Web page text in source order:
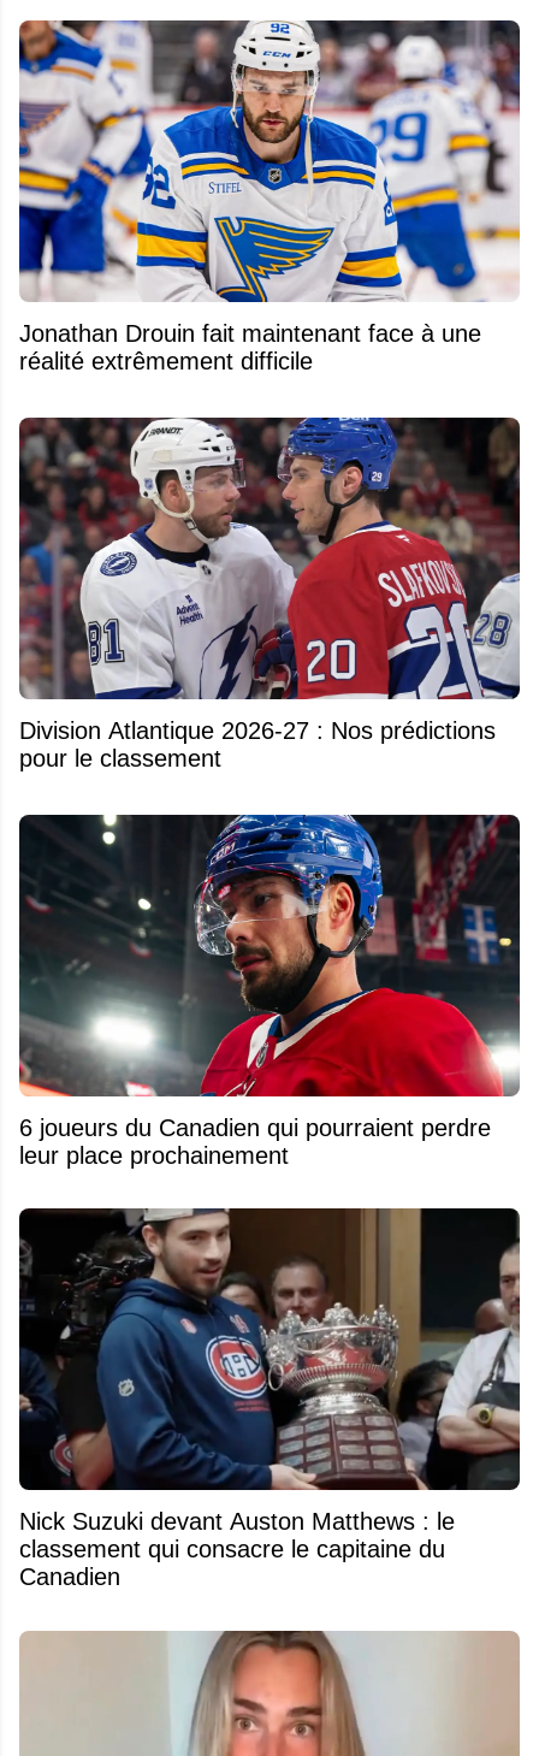
Jonathan Drouin fait maintenant face à une
réalité extrêmement difficile
Division Atlantique 2026-27 : Nos prédictions
pour le classement
6 joueurs du Canadien qui pourraient perdre
leur place prochainement
Nick Suzuki devant Auston Matthews : le
classement qui consacre le capitaine du
Canadien